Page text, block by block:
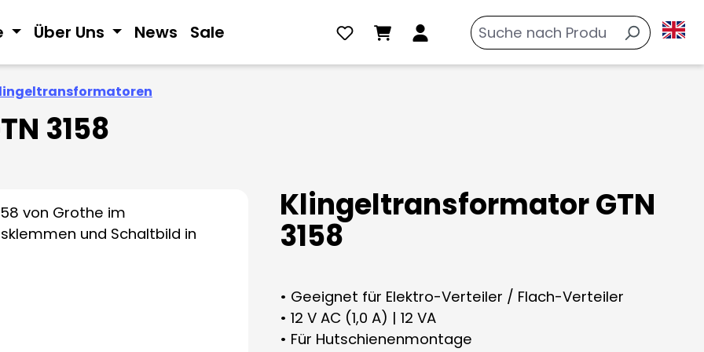
Über Uns News Sale
3158
Klingeltransformator GTN
3158
• Geeignet für Elektro-Verteiler / Flach-Verteiler
• 12 V AC (1,0 A) | 12 VA
• Für Hutschienenmontage